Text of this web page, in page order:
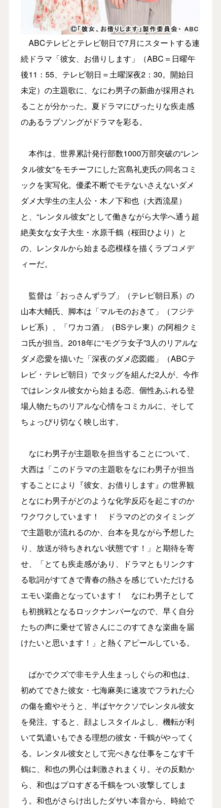
ABCテレビとテレビ朝日で7月にスタートする連
続ドラマ「彼女、お借りします」（ABC＝日曜午
後11：55、テレビ朝日＝土曜深夜2：30。開始日
未定）の主題歌に、なにわ男子の新曲が採用され
ることが分かった。夏ドラマにぴったりな疾走感
のあるラブソングがドラマを彩る。
本作は、世界累計発行部数1000万部突破の“レン
タル彼女”をモチーフにした宮島礼吏氏の同名コミ
ックを実写化。優柔不断でモテないさえないダメ
ダメ大学生の主人公・木ノ下和也（大西流星）
と、“レンタル彼女”として働きながら大学へ通う超
絶美女な女子大生・水原千鶴（桜田ひより）と
の、レンタルから始まる恋模様を描くラブコメデ
ィーだ。
監督は「おっさんずラブ」（テレビ朝日系）の
山本大輔氏、脚本は「マルモのおきて」（フジテ
レビ系）、「ワカコ酒」（BSテレ東）の阿相クミ
コ氏が担当。2018年に“モグラ女子”3人のリアルな
ダメ恋愛を描いた「深夜のダメ恋図鑑」（ABCテ
レビ・テレビ朝日）でタッグを組んだ2人が、今作
ではレンタル彼女から始まる恋、個性あふれる登
場人物たちのリアルな心情をコミカルに、そして
ちょっぴり切なく映し出す。
なにわ男子が主題歌を担当することについて、
大西は「このドラマの主題歌をなにわ男子が担当
することにより『彼女、お借りします』の世界観
となにわ男子がどのような化学反応を起こすのか
ワクワクしています！ ドラマのどのタイミング
で主題歌が流れるのか、台本を見ながら予想した
り、放送が待ちきれない状態です！」と期待を寄
せ、「とても疾走感があり、ドラマともリンクす
る歌詞がすてきで青春の熱さを感じていただける
エモい楽曲となっています！ なにわ男子として
も初挑戦となるロックナンバーなので、早く自分
たちの声に乗せて皆さんにこのすてきな楽曲を届
けたいと思います！」と熱くアピールしている。
ばかでクズで非モテ人生まっしぐらの和也は、
初めてできた彼女・七海麻美に速攻でフラれた心
の傷を癒やそうと、半ばヤケクソでレンタル彼女
を発注。すると、顔よしスタイルよし、機転が利
いて気遣いもできる理想の彼女・千鶴がやってく
る。レンタル彼女として完ぺきな仕事をこなす千
鶴に、和也の男心は刺激されまくり。その反動か
ら、和也はプロすぎる千鶴をつい攻撃してしま
う。和也がさらけ出したダサい本音から、時給で